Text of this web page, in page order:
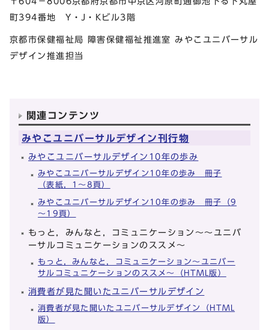
町394番地 Y・J・Kビル3階
京都市保健福祉局 障害保健福祉推進室 みやこユニバーサル
デザイン推進担当
関連コンテンツ
みやこユニバーサルデザイン刊行物
みやこユニバーサルデザイン10年の歩み
みやこユニバーサルデザイン10年の歩み 冊子
（表紙，1～8頁）
みやこユニバーサルデザイン10年の歩み 冊子（9
～19頁）
もっと，みんなと，コミュニケーション～～ユニバ
ーサルコミュニケーションのススメ～
もっと，みんなと，コミュニケーション～ユニバー
サルコミュニケーションのススメ～（HTML版）
消費者が見た聞いたユニバーサルデザイン
消費者が見た聞いたユニバーサルデザイン（HTML
版）